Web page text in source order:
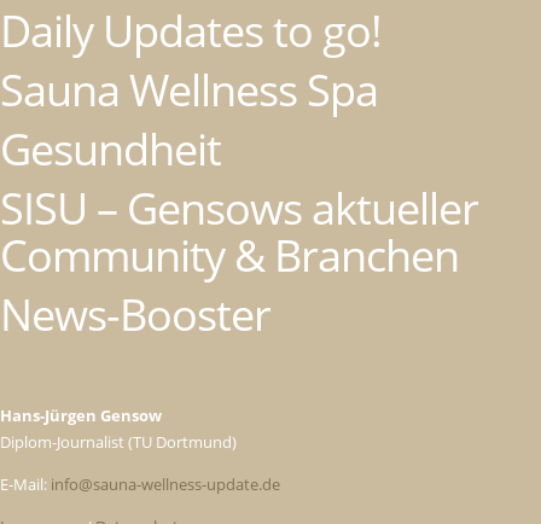
Daily Updates to go!
Sauna Wellness Spa
Gesundheit
SISU – Gensows aktueller
Community & Branchen
News-Booster
Hans-Jürgen Gensow
Diplom-Journalist (TU Dortmund)
E-Mail: info@sauna-wellness-update.de